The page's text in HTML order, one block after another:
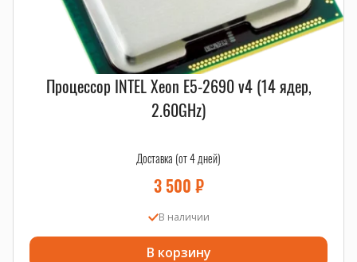
Процессор INTEL Xeon E5-2690 v4 (14 ядер,
2.60GHz)
Доставка (от 4 дней)
3 500 ₽
В наличии
В корзину